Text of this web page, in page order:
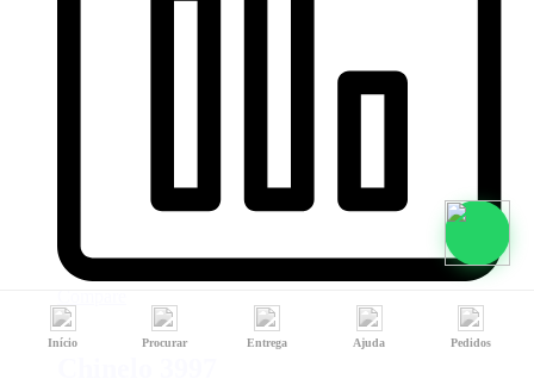
Início Procurar Entrega Ajuda Pedidos